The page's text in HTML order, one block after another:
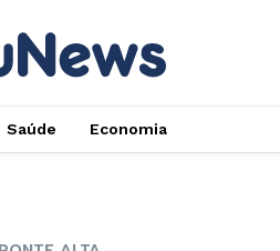
Saúde Economia